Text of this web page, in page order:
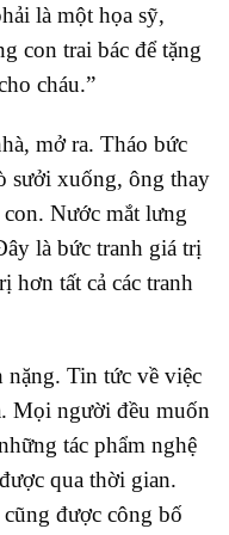
là một họa sỹ,
con trai bác để tặng
cháu.”
mở ra. Tháo bức
sưởi xuống, ông thay
Nước mắt lưng
là bức tranh giá trị
hơn tất cả các tranh
nặng. Tin tức về việc
Mọi người đều muốn
tác phẩm nghệ
qua thời gian.
được công bố